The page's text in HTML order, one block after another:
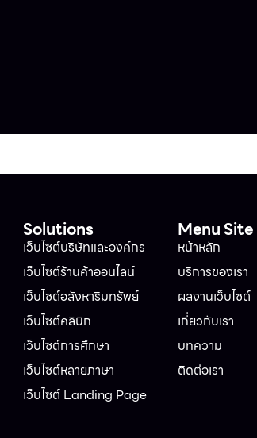
Solutions
เว็บไซต์บริษัทและองค์กร
เว็บไซต์ร้านค้าออนไลน์
เว็บไซต์อสังหาริมทรัพย์
เว็บไซต์คลินิก
เว็บไซต์การศึกษา
เว็บไซต์หลายภาษา
เว็บไซต์ Landing Page
Menu Site
หน้าหลัก
บริการของเรา
ผลงานเว็บไซต์
เกี่ยวกับเรา
บทความ
ติดต่อเรา